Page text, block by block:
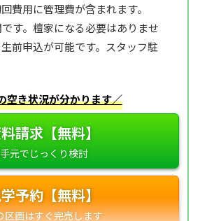
費用に管理費が含まれます。
す。檀家になる必要はありませ
前申込が可能です。スタッフ駐
空き状況が分かります／
請求【無料】
予約【無料】